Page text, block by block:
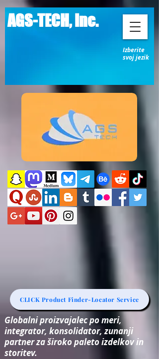
AGS-TECH, Inc.
Izberite
svoj jezik
CLICK Product Finder-Locator Service
Globalni proizvajalec po meri,
integrator, konsolidator, zunanji
partner za široko paleto izdelkov in
storitev.